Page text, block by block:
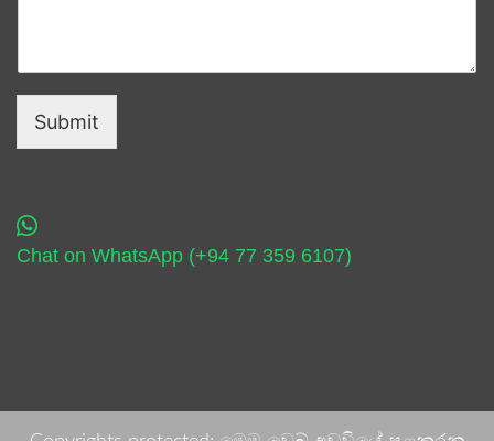
Submit
Chat on WhatsApp (+94 77 359 6107)